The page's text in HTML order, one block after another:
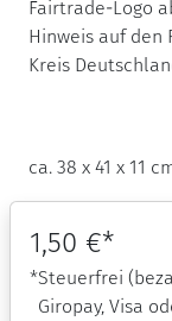
Fairtrade-Logo
Hinweis auf den
Kreis
ca. 38 x 41 x 11
1,50 €*
*Steuerfrei
Giropay, Visa